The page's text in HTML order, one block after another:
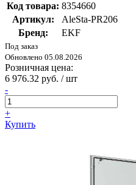
Код товара: 8354660
Артикул:
AleSta-PR206
Бренд:
EKF
Под заказ
Обновлено 05.08.2026
Розничная цена:
6 976.32 руб. / шт
-
+
Купить